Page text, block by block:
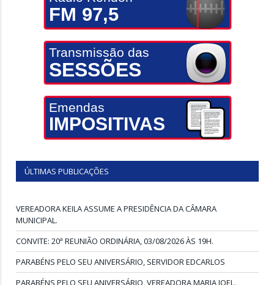
FM 97,5
Transmissão das
SESSÕES
Emendas
IMPOSITIVAS
ÚLTIMAS PUBLICAÇÕES
VEREADORA KEILA ASSUME A PRESIDÊNCIA DA CÂMARA
MUNICIPAL.
CONVITE: 20ª REUNIÃO ORDINÁRIA, 03/08/2026 ÀS 19H.
PARABÉNS PELO SEU ANIVERSÁRIO, SERVIDOR EDCARLOS
PARABÉNS PELO SEU ANIVERSÁRIO, VEREADORA MARIA JOEL.